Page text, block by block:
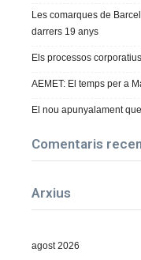
Les comarques de
darrers 19 anys
Els processos
AEMET: El temps per a
El nou apunyalament
Comentaris
Arxius
agost 2026